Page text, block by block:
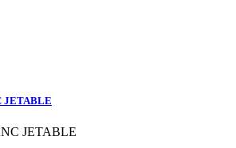
JETABLE
JETABLE